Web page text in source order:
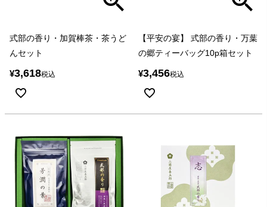
式部の香り・加賀棒茶・茶うど
んセット
¥3,618税込
【平安の宴】 式部の香り・万葉
の郷ティーバッグ10p箱セット
¥3,456税込